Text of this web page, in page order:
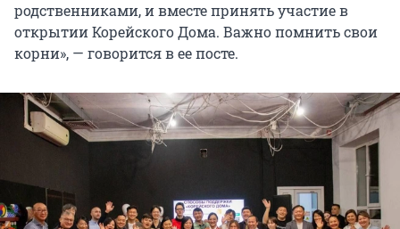
родственниками, и вместе принять участие в
открытии Корейского Дома. Важно помнить свои
корни», — говорится в ее посте.